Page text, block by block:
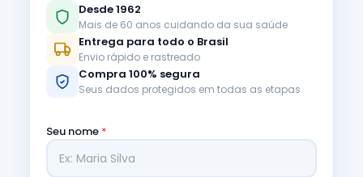
Desde 1962
Mais de 60 anos cuidando da sua saúde
Entrega para todo o Brasil
Envio rápido e rastreado
Compra 100% segura
Seus dados protegidos em todas as etapas
Seu nome *